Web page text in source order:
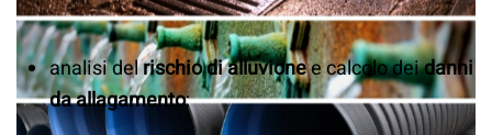
analisi delrischio di alluvionee calcolo deidanni
da allagamento;